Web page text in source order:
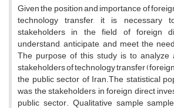
Given the position and importance of
technology transfer, it is necessary
stakeholders in the field of foreign
understand, anticipate, and meet the
The purpose of this study is to
stakeholders of technology transfer
the public sector of Iran.The statistical
was the stakeholders in foreign direct
public sector. Qualitative sample